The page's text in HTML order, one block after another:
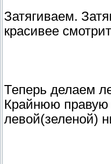
Затягиваем.
красивее
Теперь делаем
Крайнюю правую
левой(зеленой)